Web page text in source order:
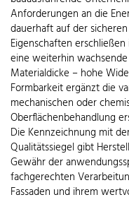
Anforderungen an die
dauerhaft auf der
Eigenschaften
eine weiterhin
Materialdicke – hohe
Formbarkeit ergänzt die
mechanischen oder
Oberflächenbehandlung
Die Kennzeichnung mit
Qualitätssiegel gibt
Gewähr der
fachgerechten
Fassaden und ihrem